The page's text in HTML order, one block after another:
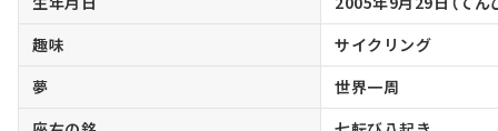
趣味
サイクリング
夢
世界一周